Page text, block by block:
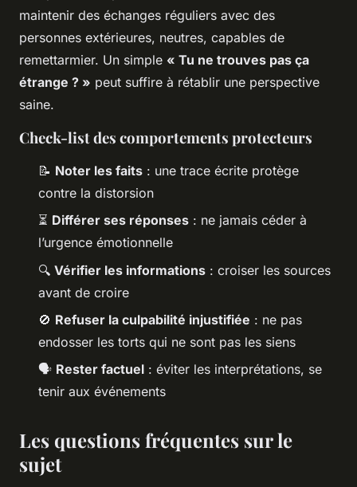
maintenir des échanges réguliers avec des
personnes extérieures, neutres, capables de
remettarmier. Un simple « Tu ne trouves pas ça
étrange ? » peut suffire à rétablir une perspective
saine.
Check-list des comportements protecteurs
📝 Noter les faits : une trace écrite protège
contre la distorsion
⏳ Différer ses réponses : ne jamais céder à
l’urgence émotionnelle
🔍 Vérifier les informations : croiser les sources
avant de croire
🚫 Refuser la culpabilité injustifiée : ne pas
endosser les torts qui ne sont pas les siens
🗣️ Rester factuel : éviter les interprétations, se
tenir aux événements
Les questions fréquentes sur le
sujet